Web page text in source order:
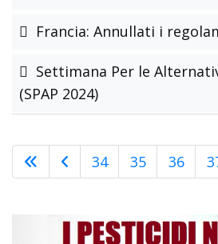
Francia: Annullati i
Settimana Per le
(SPAP 2024)
34 35 36